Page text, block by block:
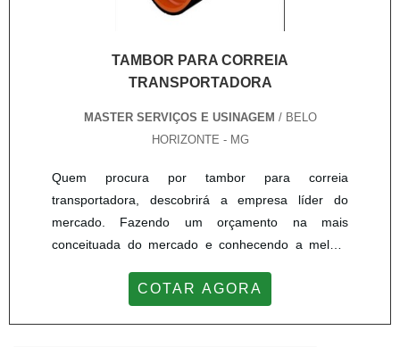
as demandas; Amplo catálogo de produtos. Tudo
isso para que se tenha recuperação cilindro
hidráulico com proteção. Ainda tratando-se de
recuperação cilindro hidráulico, deve-se descartar
com ótima qualidade e excelente custo-benefício,
detalhes que passam despercebidos e podem gerar
e Usinagem o objetivo é disponibilizar a tecnologia e
desenvolvimento no que gera resultado e qualidade
para os clientes. Além de contar com um time de
profissionais com vasta experiência nas diversas
áreas de atuação.A EMPRESA ESPECIALISTA DO
SEGMENTOApenas na Master Serviços e
TAMBOR PARA CORREIA
TRANSPORTADORA
MASTER SERVIÇOS E USINAGEM / BELO
HORIZONTE - MG
Quem procura por tambor para correia
transportadora, descobrirá a empresa líder do
mercado. Fazendo um orçamento na mais
conceituada do mercado e conhecendo a melhor
TAMBOR PARA CORREIA
COTAR AGORA